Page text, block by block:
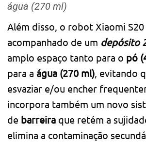
água (270 ml)
Além disso, o robot Xiaomi S20
acompanhado de um depósito
amplo espaço tanto para o pó
para a água (270 ml), evitando
esvaziar e/ou encher
incorpora também um novo
de barreira que retém a
elimina a contaminação